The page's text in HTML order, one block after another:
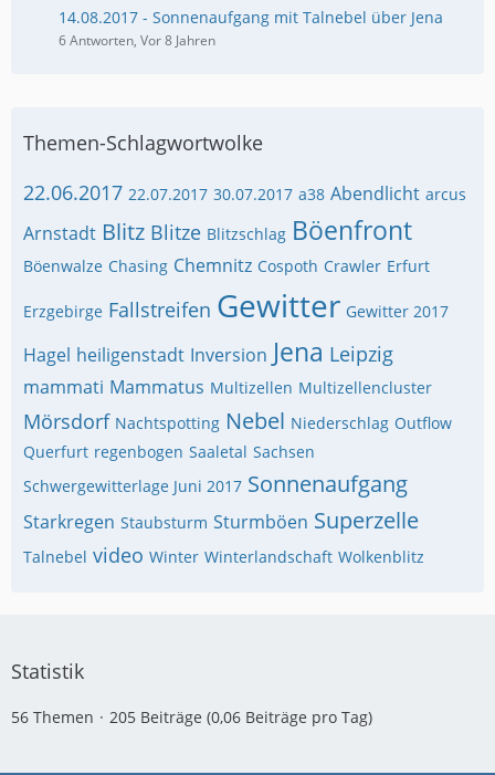
14.08.2017 - Sonnenaufgang mit Talnebel über Jena
6 Antworten, Vor 8 Jahren
Themen-Schlagwortwolke
22.06.2017 22.07.2017 30.07.2017 a38 Abendlicht arcus
Arnstadt Blitz Blitze Blitzschlag Böenfront
Böenwalze Chasing Chemnitz Cospoth Crawler Erfurt
Erzgebirge Fallstreifen Gewitter Gewitter 2017
Hagel heiligenstadt Inversion Jena Leipzig
mammati Mammatus Multizellen Multizellencluster
Mörsdorf Nachtspotting Nebel Niederschlag Outflow
Querfurt regenbogen Saaletal Sachsen
Schwergewitterlage Juni 2017 Sonnenaufgang
Starkregen Staubsturm Sturmböen Superzelle
Talnebel video Winter Winterlandschaft Wolkenblitz
Statistik
56 Themen 205 Beiträge (0,06 Beiträge pro Tag)